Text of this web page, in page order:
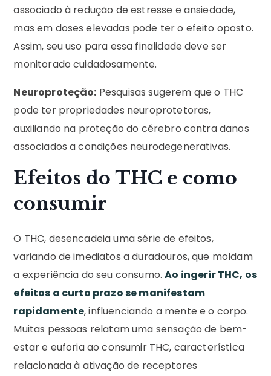
associado à redução de estresse e ansiedade,
mas em doses elevadas pode ter o efeito oposto.
Assim, seu uso para essa finalidade deve ser
monitorado cuidadosamente.
Neuroproteção: Pesquisas sugerem que o THC
pode ter propriedades neuroprotetoras,
auxiliando na proteção do cérebro contra danos
associados a condições neurodegenerativas.
Efeitos do THC e como
consumir
O THC, desencadeia uma série de efeitos,
variando de imediatos a duradouros, que moldam
a experiência do seu consumo.Ao ingerir THC, os
efeitos a curto prazo se manifestam
rapidamente, influenciando a mente e o corpo.
Muitas pessoas relatam uma sensação de bem-
estar e euforia ao consumir THC, característica
relacionada à ativação de receptores